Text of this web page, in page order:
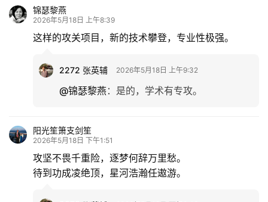
锦瑟黎燕
2026年5月18日 上午8:39
这样的攻关项目，新的技术攀登，专业性极强。
2272 张英辅 2026年5月18日 上午9:32
@锦瑟黎燕： 是的，学术有专攻。
阳光笙箫支剑笙
2026年5月18日 下午1:51
攻坚不畏千重险，逐梦何辞万里愁。
待到功成凌绝顶，星河浩瀚任遨游。